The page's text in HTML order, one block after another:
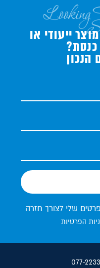
ייעודי או
כנסת?
הנכון
שלי לצורך חזרה
הפרטיות